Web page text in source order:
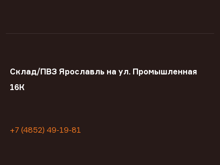
Склад/ПВЗ Ярославль на ул. Промышленная
16К
+7 (4852) 49-19-81